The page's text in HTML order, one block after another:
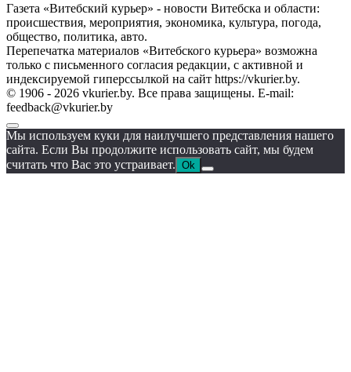
Газета «Витебский курьер» - новости Витебска и области:
происшествия, мероприятия, экономика, культура, погода,
общество, политика, авто.
Перепечатка материалов «Витебского курьера» возможна
только с письменного согласия редакции, с активной и
индексируемой гиперссылкой на сайт https://vkurier.by.
© 1906 - 2026 vkurier.by. Все права защищены. E-mail:
feedback@vkurier.by
Мы используем куки для наилучшего представления нашего
сайта. Если Вы продолжите использовать сайт, мы будем
считать что Вас это устраивает. Ok